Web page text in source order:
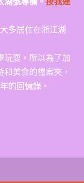
多居住在浙江湖
耍，所以為了加
美食的檔案夾，
的回憶錄。